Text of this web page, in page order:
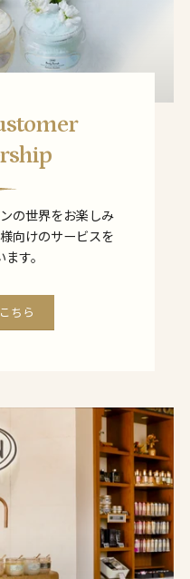
の世界をお楽しみ
向けのサービスを
す。
ちら